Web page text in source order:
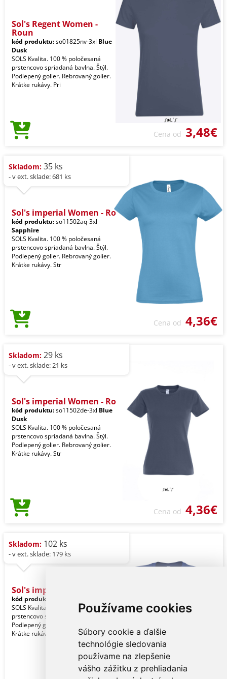
Používame cookies
Súbory cookie a ďalšie
technológie sledovania
používame na zlepšenie
vášho zážitku z prehliadania
Sol's Regent Women -
Roun
kód produktu:so01825nv-3xl Blue
Dusk
SOLS Kvalita. 100 % poločesaná
prstencovo spriadaná bavlna. Štýl.
Podlepený golier. Rebrovaný golier.
Krátke rukávy. Pri
Cena od 3,48€
Skladom: 35 ks
- v ext. sklade: 681 ks
Sol's imperial Women - Ro
kód produktu:so11502aq-3xl
Sapphire
SOLS Kvalita. 100 % poločesaná
prstencovo spriadaná bavlna. Štýl.
Podlepený golier. Rebrovaný golier.
Krátke rukávy. Str
Cena od 4,36€
Skladom: 29 ks
- v ext. sklade: 21 ks
Sol's imperial Women - Ro
kód produktu:so11502de-3xl Blue
Dusk
SOLS Kvalita. 100 % poločesaná
prstencovo spriadaná bavlna. Štýl.
Podlepený golier. Rebrovaný golier.
Krátke rukávy. Str
Cena od 4,36€
Skladom: 102 ks
- v ext. sklade: 179 ks
Sol's imperial Women - Ro
kód produktu:
SOLS Kvalita. 100 % poločesaná
prstencovo spriadaná bavlna. Štýl.
Podlepený golier. Rebrovaný golier.
Krátke rukávy. Str